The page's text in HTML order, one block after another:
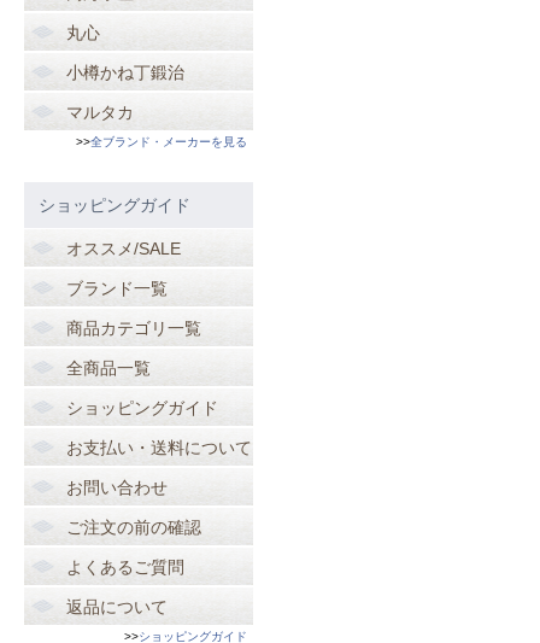
丸心
小樽かね丁鍛治
マルタカ
>>全ブランド・メーカーを見る
ショッピングガイド
オススメ/SALE
ブランド一覧
商品カテゴリ一覧
全商品一覧
ショッピングガイド
お支払い・送料について
お問い合わせ
ご注文の前の確認
よくあるご質問
返品について
>>ショッピングガイド